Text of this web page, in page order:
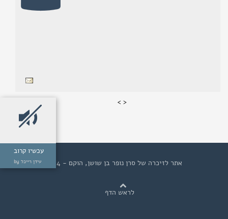
<
>
אתר לזיכרה של סרן נופר בן שושן, הוקם - 2014
עכשיו קרוב
by עידן רייכל